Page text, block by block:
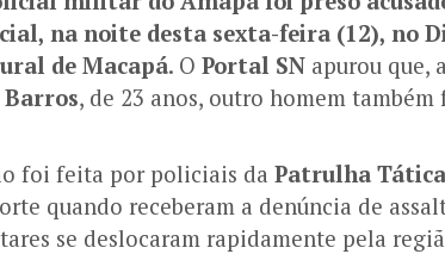
na noite desta sexta-feira (12), no
de Macapá. O Portal SN apurou que,
Barros, de 23 anos, outro homem
foi feita por policiais da Patrulha
quando receberam a denúncia de
se deslocaram rapidamente pela